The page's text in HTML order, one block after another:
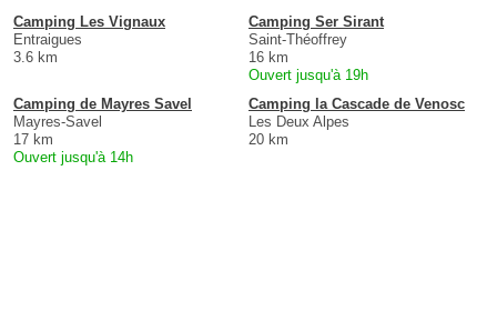
Camping Les Vignaux
Entraigues
3.6 km
Camping Ser Sirant
Saint-Théoffrey
16 km
Ouvert jusqu'à 19h
Camping de Mayres Savel
Mayres-Savel
17 km
Ouvert jusqu'à 14h
Camping la Cascade de Venosc
Les Deux Alpes
20 km